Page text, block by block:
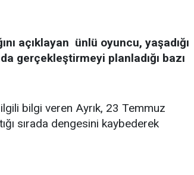
açıklayan ünlü oyuncu, yaşadığı
gerçekleştirmeyi planladığı bazı
bilgi veren Ayrık, 23 Temmuz
sırada dengesini kaybederek